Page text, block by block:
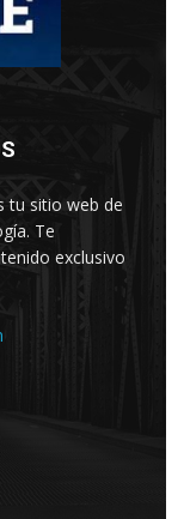
tu sitio web de
Te
exclusivo